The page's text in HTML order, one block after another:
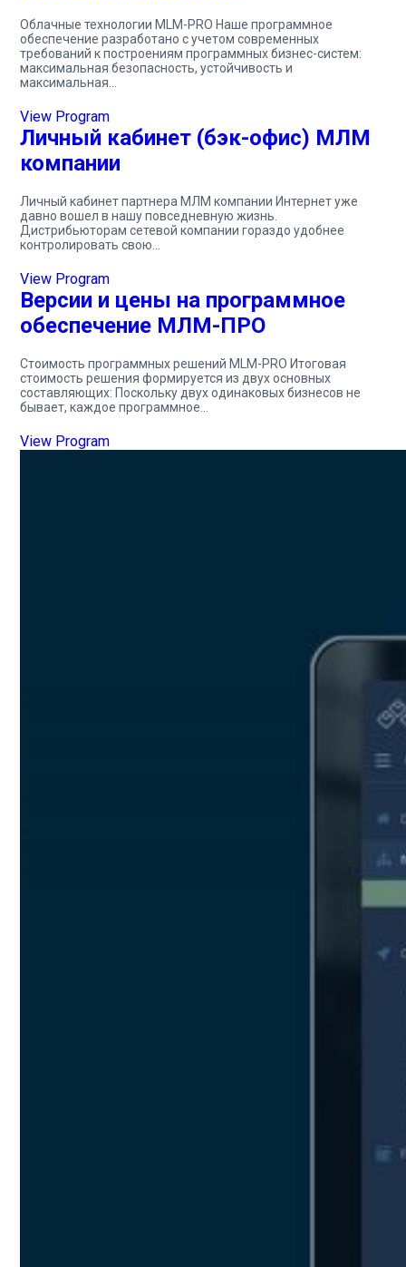
Облачные технологии MLM-PRO Наше программное
обеспечение разработано с учетом современных
требований к построениям программных бизнес-систем:
максимальная безопасность, устойчивость и
максимальная…
View Program
Личный кабинет (бэк-офис) МЛМ
компании
Личный кабинет партнера МЛМ компании Интернет уже
давно вошел в нашу повседневную жизнь.
Дистрибьюторам сетевой компании гораздо удобнее
контролировать свою…
View Program
Версии и цены на программное
обеспечение МЛМ-ПРО
Стоимость программных решений MLM-PRO Итоговая
стоимость решения формируется из двух основных
составляющих: Поскольку двух одинаковых бизнесов не
бывает, каждое программное…
View Program